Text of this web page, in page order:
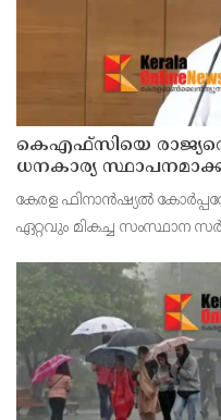
കെഎഫ്‌സിയെ
ധനകാര്യ
സതീശൻ
കേരള ഫിനാൻഷ്യൽ
ഏറ്റവും മികച്ച സംസ്ഥാന
ആഭിമുഖ്യത്തിൽ